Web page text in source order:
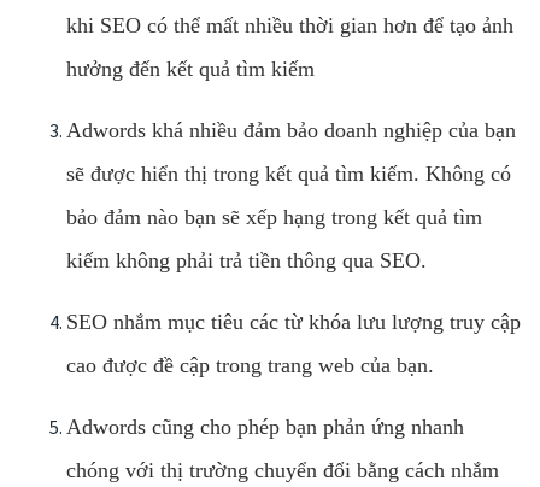
khi SEO có thể mất nhiều thời gian hơn để tạo ảnh
hưởng đến kết quả tìm kiếm
Adwords khá nhiều đảm bảo doanh nghiệp của bạn
sẽ được hiển thị trong kết quả tìm kiếm. Không có
bảo đảm nào bạn sẽ xếp hạng trong kết quả tìm
kiếm không phải trả tiền thông qua SEO.
SEO nhắm mục tiêu các từ khóa lưu lượng truy cập
cao được đề cập trong trang web của bạn.
Adwords cũng cho phép bạn phản ứng nhanh
chóng với thị trường chuyển đổi bằng cách nhắm